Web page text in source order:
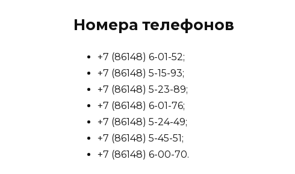
Номера телефонов
+7 (86148) 6-01-52;
+7 (86148) 5-15-93;
+7 (86148) 5-23-89;
+7 (86148) 6-01-76;
+7 (86148) 5-24-49;
+7 (86148) 5-45-51;
+7 (86148) 6-00-70.